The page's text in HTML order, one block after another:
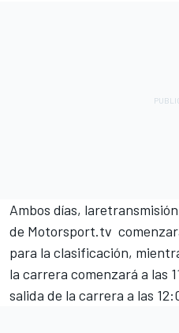
Ambos días, la
de Motorsport.tv
para la clasificación,
la carrera comenzará a las
salida de la carrera a las